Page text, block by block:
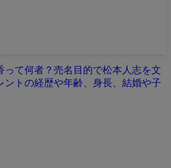
って何者？売名目的で松本人志を文
ントの経歴や年齢、身長、結婚や子